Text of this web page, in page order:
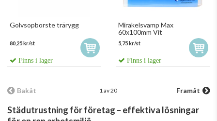
Golvsopborste trärygg
80,25 kr/st
Finns i lager
Mirakelsvamp Max
60x100mm Vit
5,75 kr/st
Finns i lager
Bakåt 1 av 20 Framåt
Städutrustning för företag – effektiva lösningar